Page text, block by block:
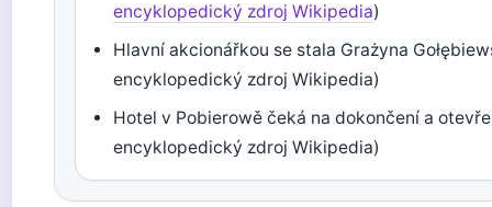
encyklopedický zdroj Wikipedia)
Hlavní akcionářkou se stala Grażyna
encyklopedický zdroj Wikipedia)
Hotel v Pobierowě čeká na dokončení a
encyklopedický zdroj Wikipedia)